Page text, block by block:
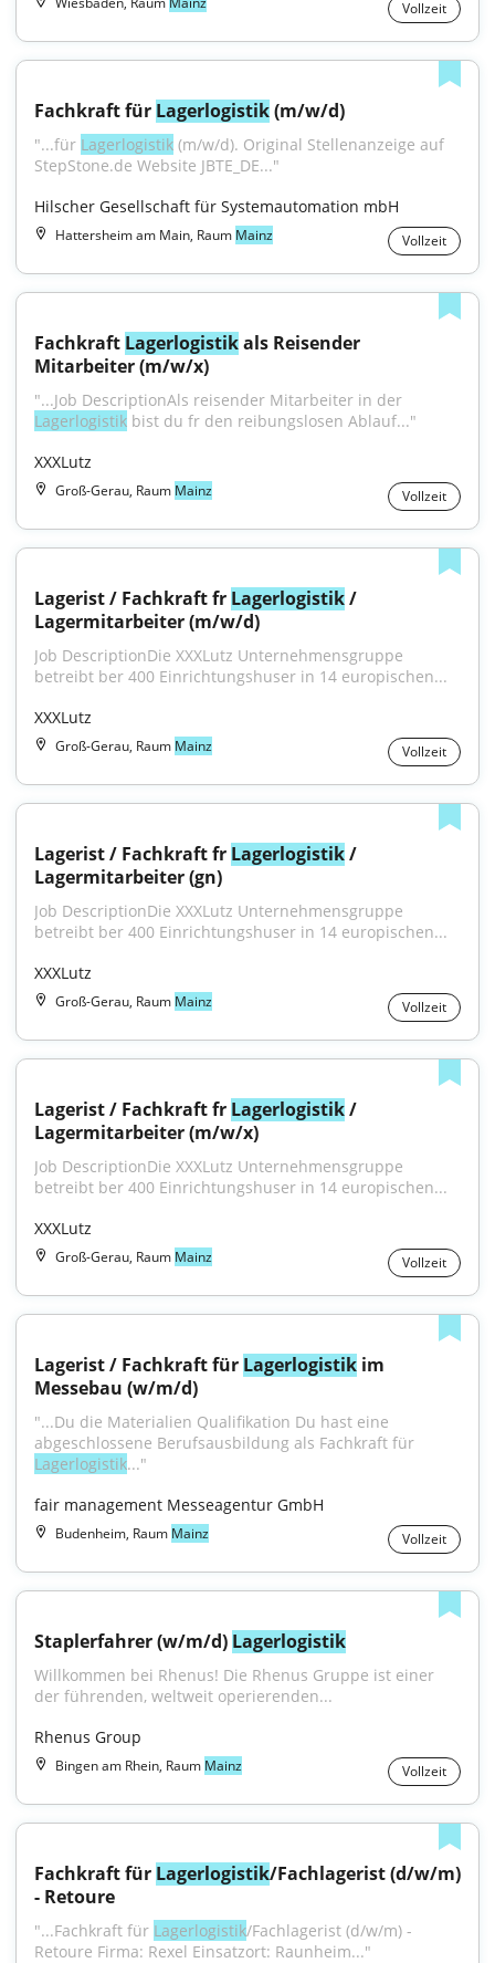
Vollzeit
Fachkraft für Lagerlogistik (m/w/d)
"...für Lagerlogistik (m/w/d). Original Stellenanzeige auf
StepStone.de Website JBTE_DE..."
Hilscher Gesellschaft für Systemautomation mbH
Hattersheim am Main, Raum Mainz Vollzeit
Fachkraft Lagerlogistik als Reisender
Mitarbeiter (m/w/x)
Lagerlogistik bist du fr den reibungslosen Ablauf..."
XXXLutz
Groß-Gerau, Raum Mainz Vollzeit
Lagerist / Fachkraft fr Lagerlogistik /
Lagermitarbeiter (m/w/d)
Job DescriptionDie XXXLutz Unternehmensgruppe
betreibt ber 400 Einrichtungshuser in 14 europischen...
XXXLutz
Groß-Gerau, Raum Mainz Vollzeit
Lagerist / Fachkraft fr Lagerlogistik /
Lagermitarbeiter (gn)
Job DescriptionDie XXXLutz Unternehmensgruppe
betreibt ber 400 Einrichtungshuser in 14 europischen...
XXXLutz
Groß-Gerau, Raum Mainz Vollzeit
Lagerist / Fachkraft fr Lagerlogistik /
Lagermitarbeiter (m/w/x)
Job DescriptionDie XXXLutz Unternehmensgruppe
betreibt ber 400 Einrichtungshuser in 14 europischen...
XXXLutz
Groß-Gerau, Raum Mainz Vollzeit
Lagerist / Fachkraft für Lagerlogistik im
Messebau (w/m/d)
"...Du die Materialien Qualifikation Du hast eine
Lagerlogistik..."
fair management Messeagentur GmbH
Budenheim, Raum Mainz Vollzeit
Staplerfahrer (w/m/d) Lagerlogistik
Willkommen bei Rhenus! Die Rhenus Gruppe ist einer
der führenden, weltweit operierenden...
Rhenus Group
Bingen am Rhein, Raum Mainz Vollzeit
Fachkraft für Lagerlogistik/Fachlagerist (d/w/m)
- Retoure
"...Fachkraft für Lagerlogistik/Fachlagerist (d/w/m) -
Retoure Firma: Rexel Einsatzort: Raunheim..."